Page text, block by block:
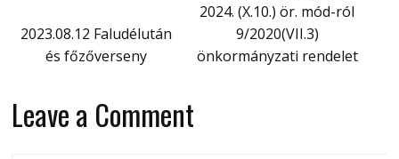
2024. (X.10.) ör. mód-ról
2023.08.12 Faludélután
és főzőverseny
9/2020(VII.3)
önkormányzati rendelet
Leave a Comment